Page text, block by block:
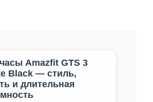
Amazfit GTS 3
Black — стиль,
и длительная